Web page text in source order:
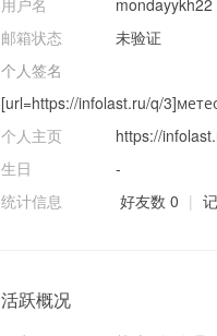
用户名 mondayykh22
邮箱状态
未验证
个人签名
[url=https://infolast.ru/q/
个人主页
https://
生日
-
统计信息
好友数 0 |
活跃概况